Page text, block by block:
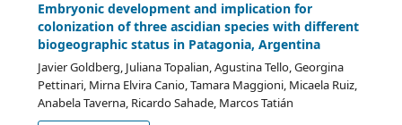
Embryonic development and implication for
colonization of three ascidian species with different
biogeographic status in Patagonia, Argentina
Javier Goldberg, Juliana Topalian, Agustina Tello, Georgina
Pettinari, Mirna Elvira Canio, Tamara Maggioni, Micaela Ruiz,
Anabela Taverna, Ricardo Sahade, Marcos Tatián